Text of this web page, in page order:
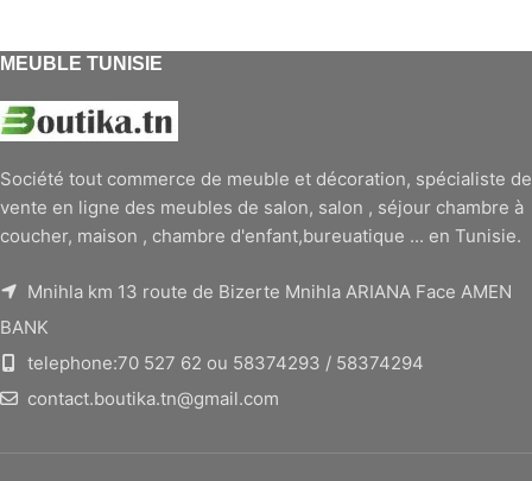
MEUBLE TUNISIE
Société tout commerce de meuble et décoration, spécialiste de
vente en ligne des meubles de salon, salon , séjour chambre à
coucher, maison , chambre d'enfant,bureuatique ... en Tunisie.
Mnihla km 13 route de Bizerte Mnihla ARIANA Face AMEN
BANK
telephone:70 527 62 ou 58374293 / 58374294
contact.boutika.tn@gmail.com